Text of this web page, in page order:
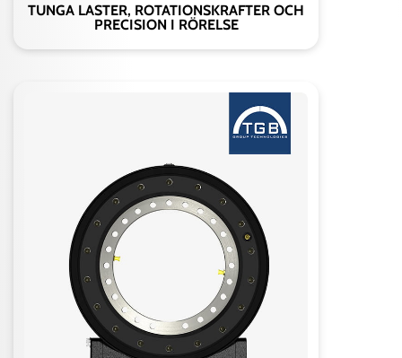
TUNGA LASTER, ROTATIONSKRAFTER OCH
PRECISION I RÖRELSE